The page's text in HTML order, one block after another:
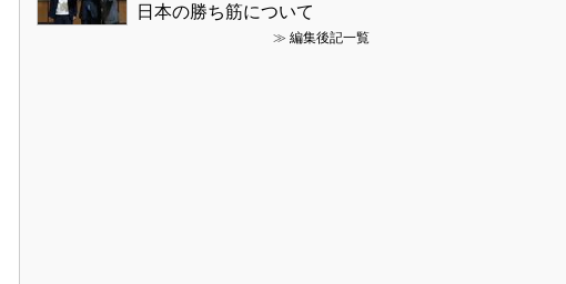
日本の勝ち筋について
≫ 編集後記一覧